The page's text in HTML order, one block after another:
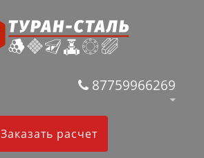
87759966269
Заказать расчет